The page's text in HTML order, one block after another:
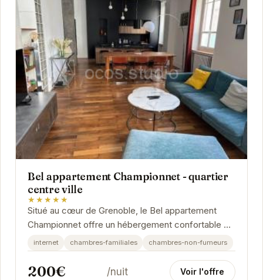
Bel appartement Championnet - quartier
centre ville
★★★★★
Situé au cœur de Grenoble, le Bel appartement
Championnet offre un hébergement confortable et
moderne. Idéal pour les familles et les groupes...
internet chambres-familiales chambres-non-fumeurs
200€ /nuit Voir l'offre